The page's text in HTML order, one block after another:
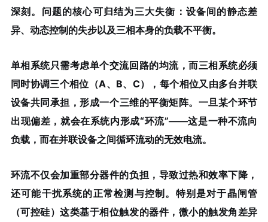
深刻。问题的核心可归结为三大失衡 ： 设备间的静态差
异、 动态控制的失步以及三相本身的负载不平衡。
单相系统只需考虑单个交流回路的均流，而三相系统必须
同时协调三个相位（A、B、C），每个相位又由多台并联
设备共同承担，形成一个三维的平衡矩阵。一旦某个环节
出现偏差，就会在系统内形成“环流”——这是一种不流向
负载，而在并联设备之间循环流动的无效电流。
环流不仅会加重部分器件的负担，导致过热和效率下降，
还可能干扰系统的正常检测与控制。特别是对于晶闸管
（可控硅）这类基于相位触发的器件， 微小的触发角差异